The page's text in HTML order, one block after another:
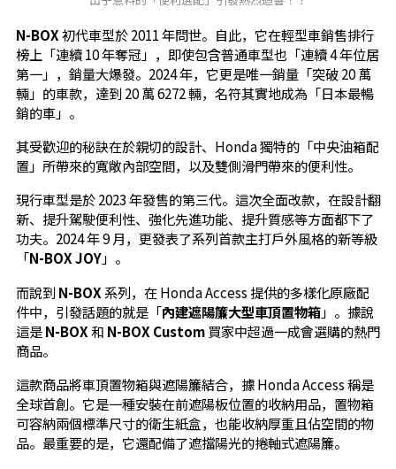
N-BOX初代車型於 2011 年問世。自此，它在輕型車銷售排行
榜上「連續 10 年奪冠」，即使包含普通車型也「連續 4 年位居
第一」，銷量大爆發。2024 年，它更是唯一銷量「突破 20 萬
輛」的車款，達到 20 萬 6272 輛，名符其實地成為「日本最暢
銷的車」。
其受歡迎的秘訣在於親切的設計、Honda 獨特的「中央油箱配
置」所帶來的寬敞內部空間，以及雙側滑門帶來的便利性。
現行車型是於 2023 年發售的第三代。這次全面改款，在設計翻
新、提升駕駛便利性、強化先進功能、提升質感等方面都下了
功夫。2024 年 9 月，更發表了系列首款主打戶外風格的新等級
「N-BOX JOY」。
而說到N-BOX 系列，在 Honda Access 提供的多樣化原廠配
件中，引發話題的就是「內建遮陽簾大型車頂置物箱」。據說
這是N-BOX和 N-BOX Custom買家中超過一成會選購的熱門
商品。
這款商品將車頂置物箱與遮陽簾結合，據 Honda Access 稱是
全球首創。它是一種安裝在前遮陽板位置的收納用品，置物箱
可容納兩個標準尺寸的衛生紙盒，也能收納厚重且佔空間的物
品。最重要的是，它還配備了遮擋陽光的捲軸式遮陽簾。